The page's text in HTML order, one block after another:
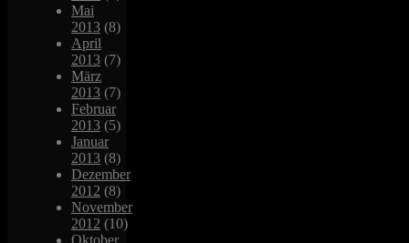
Mai
2013 (8)
April
2013 (7)
März
2013 (7)
Februar
2013 (5)
Januar
2013 (8)
Dezember
2012 (8)
November
2012 (10)
Oktober